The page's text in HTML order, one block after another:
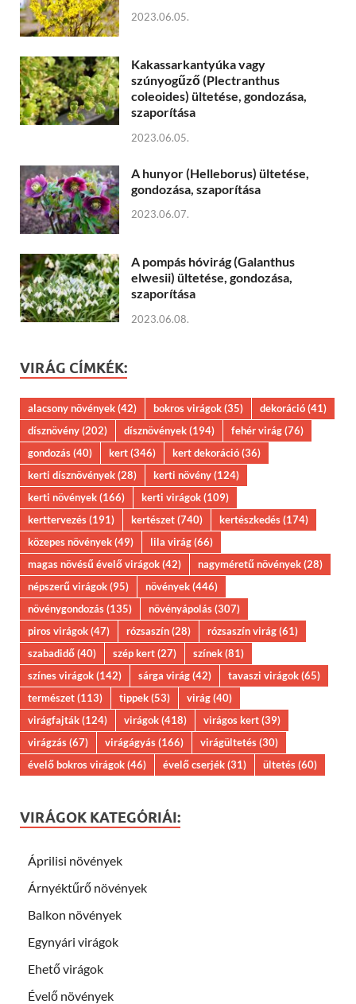
2023.06.05.
Kakassarkantyúka vagy
szúnyogűző (Plectranthus
coleoides) ültetése, gondozása,
szaporítása
2023.06.05.
A hunyor (Helleborus) ültetése,
gondozása, szaporítása
2023.06.07.
A pompás hóvirág (Galanthus
elwesii) ültetése, gondozása,
szaporítása
2023.06.08.
VIRÁG CÍMKÉK:
alacsony növények(42) bokros virágok(35) dekoráció(41)
dísznövény(202) dísznövények(194) fehér virág(76)
gondozás(40) kert(346) kert dekoráció(36)
kerti dísznövények(28) kerti növény(124)
kerti növények(166) kerti virágok(109)
kerttervezés(191) kertészet(740) kertészkedés(174)
közepes növények(49) lila virág(66)
magas növésű évelő virágok(42) nagyméretű növények(28)
népszerű virágok(95) növények(446)
növénygondozás(135) növényápolás(307)
piros virágok(47) rózsaszín(28) rózsaszín virág(61)
szabadidő(40) szép kert(27) színek(81)
színes virágok(142) sárga virág(42) tavaszi virágok(65)
természet(113) tippek(53) virág(40)
virágfajták(124) virágok(418) virágos kert(39)
virágzás(67) virágágyás(166) virágültetés(30)
évelő bokros virágok(46) évelő cserjék(31) ültetés(60)
VIRÁGOK KATEGÓRIÁI:
Áprilisi növények
Árnyéktűrő növények
Balkon növények
Egynyári virágok
Ehető virágok
Évelő növények